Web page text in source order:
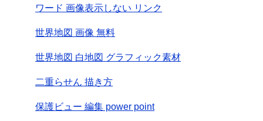
ワード 画像表示しない リンク
世界地図 画像 無料
世界地図 白地図 グラフィック素材
二重らせん 描き方
保護ビュー 編集 power point